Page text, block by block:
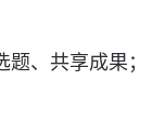
、共享成果；